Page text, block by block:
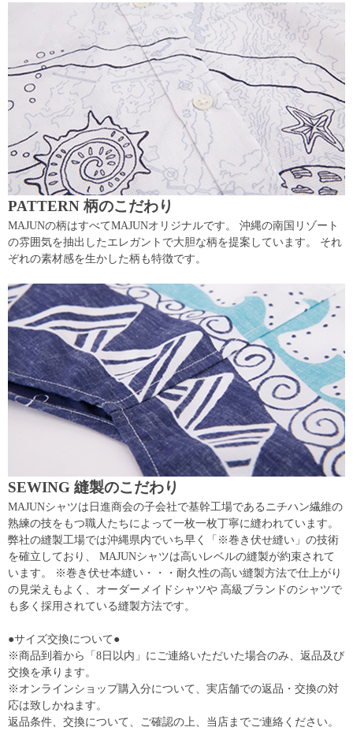
PATTERN 柄のこだわり
MAJUNの柄はすべてMAJUNオリジナルです。 沖縄の南国リゾート
の雰囲気を抽出したエレガントで大胆な柄を提案しています。 それ
ぞれの素材感を生かした柄も特徴です。
SEWING 縫製のこだわり
MAJUNシャツは日進商会の子会社で基幹工場であるニチハン繊維の
熟練の技をもつ職人たちによって一枚一枚丁寧に縫われています。
弊社の縫製工場では沖縄県内でいち早く「※巻き伏せ縫い」の技術
を確立しており、 MAJUNシャツは高いレベルの縫製が約束されて
います。 ※巻き伏せ本縫い・・・耐久性の高い縫製方法で仕上がり
の見栄えもよく、オーダーメイドシャツや 高級ブランドのシャツで
も多く採用されている縫製方法です。
●サイズ交換について●
※商品到着から「8日以内」にご連絡いただいた場合のみ、返品及び
交換を承ります。
※オンラインショップ購入分について、実店舗での返品・交換の対
応は致しかねます。
返品条件、交換について、ご確認の上、当店までご連絡ください。